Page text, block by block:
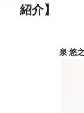
紹介】
泉 悠